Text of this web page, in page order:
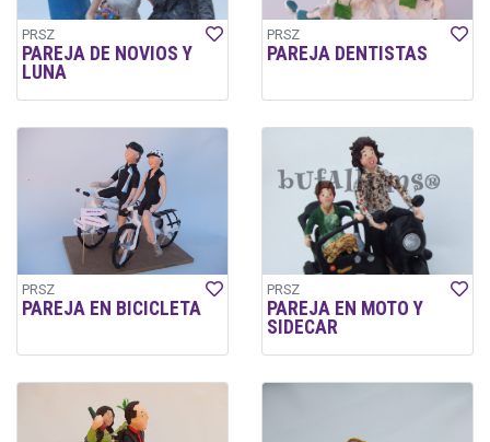
PRSZ
PAREJA DE NOVIOS Y
LUNA
PRSZ
PAREJA DENTISTAS
PRSZ
PAREJA EN BICICLETA
PRSZ
PAREJA EN MOTO Y
SIDECAR